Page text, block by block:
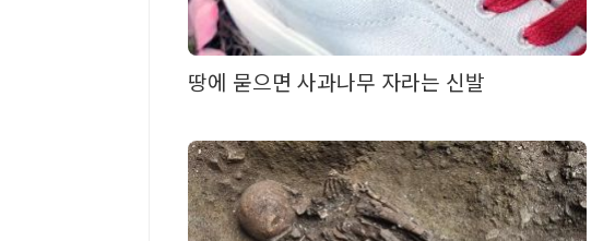
땅에 묻으면 사과나무 자라는 신발